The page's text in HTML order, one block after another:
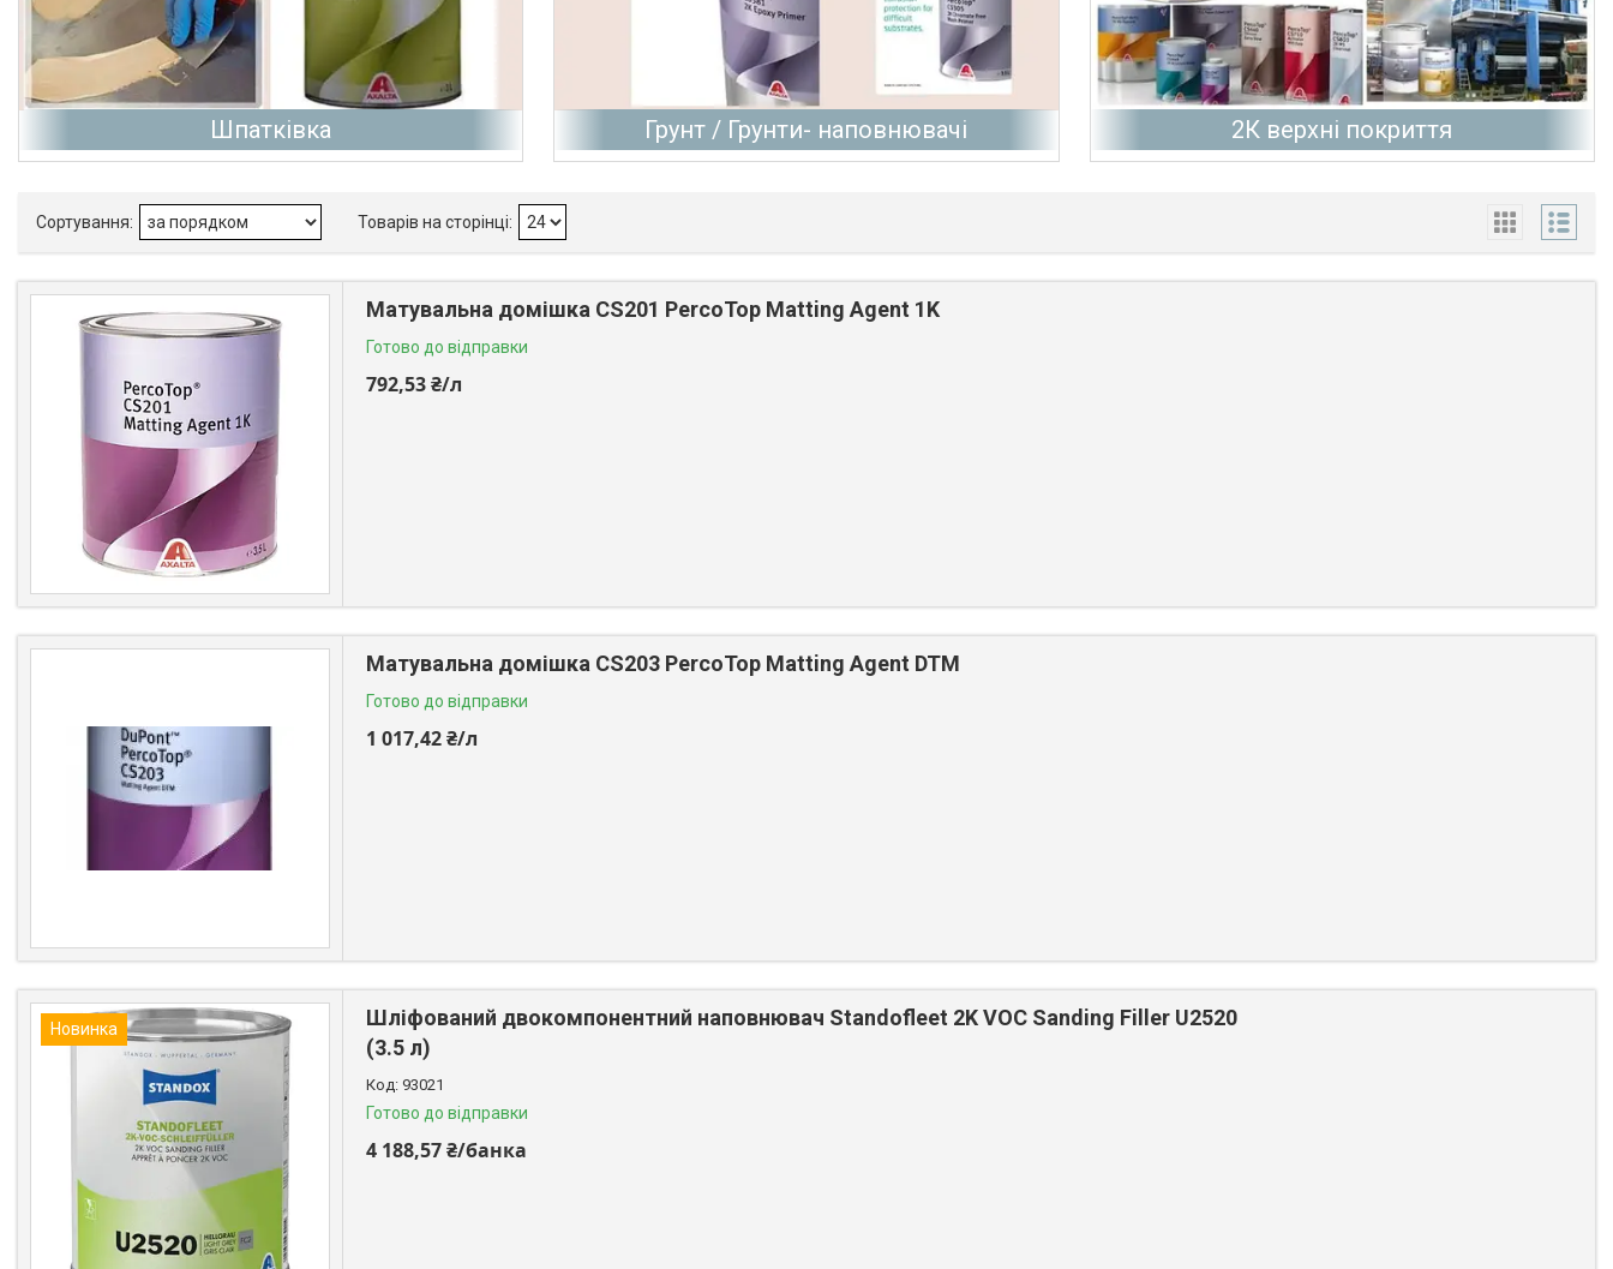
Шпатківка Грунт / Грунти- наповнювачі 2К верхні покриття
Матувальна домішка CS201 PercoTop Matting Agent 1K
Готово до відправки
792,53 ₴/л
Матувальна домішка CS203 PercoTop Matting Agent DTM
Готово до відправки
1 017,42 ₴/л
Новинка
Шліфований двокомпонентний наповнювач Standofleet 2K VOC Sanding Filler U2520
(3.5 л)
93021
Готово до відправки
4 188,57 ₴/банка